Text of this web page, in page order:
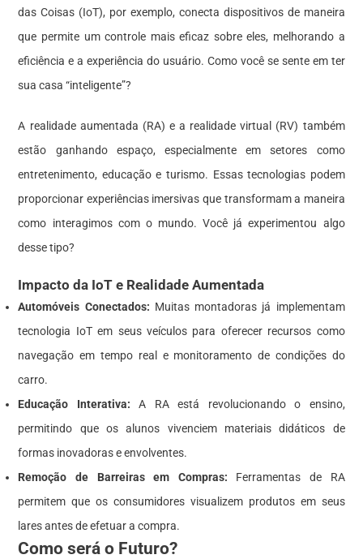
das Coisas (IoT), por exemplo, conecta dispositivos de maneira
que permite um controle mais eficaz sobre eles, melhorando a
eficiência e a experiência do usuário. Como você se sente em ter
sua casa “inteligente”?
A realidade aumentada (RA) e a realidade virtual (RV) também
estão ganhando espaço, especialmente em setores como
entretenimento, educação e turismo. Essas tecnologias podem
proporcionar experiências imersivas que transformam a maneira
como interagimos com o mundo. Você já experimentou algo
desse tipo?
Impacto da IoT e Realidade Aumentada
Automóveis Conectados: Muitas montadoras já implementam
tecnologia IoT em seus veículos para oferecer recursos como
navegação em tempo real e monitoramento de condições do
carro.
Educação Interativa: A RA está revolucionando o ensino,
permitindo que os alunos vivenciem materiais didáticos de
formas inovadoras e envolventes.
Remoção de Barreiras em Compras: Ferramentas de RA
permitem que os consumidores visualizem produtos em seus
lares antes de efetuar a compra.
Como será o Futuro?